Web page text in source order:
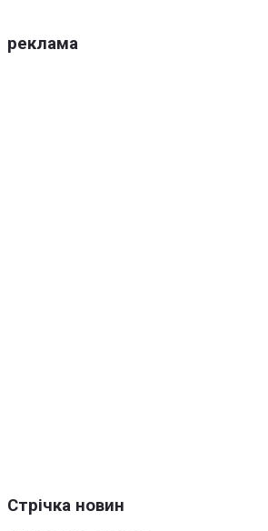
реклама
Стрічка новин